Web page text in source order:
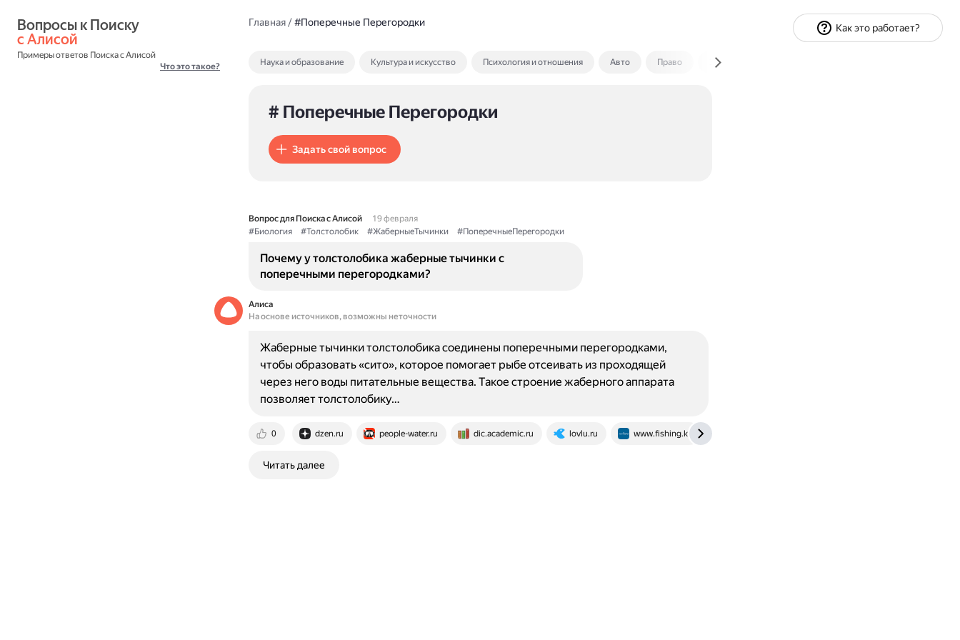
с Алисой
Примеры ответов Поиска с Алисой
Что это такое?
Главная/#Поперечные Перегородки
Наука и образование Культура и искусство Психология и отношения Авто Право Экономика и финансы
# Поперечные Перегородки
Задать свой вопрос
Вопрос для Поиска с Алисой
19 февраля
#Биология
#Толстолобик #ЖаберныеТычинки #ПоперечныеПерегородки
Почему у толстолобика жаберные тычинки с
поперечными перегородками?
Алиса
На основе источников, возможны неточности
0 dzen.ru people-water.ru dic.academic.ru lovlu.ru www.fishing.kz
Жаберные тычинки толстолобика соединены поперечными перегородками,
чтобы образовать «сито», которое помогает рыбе отсеивать из проходящей
через него воды питательные вещества. Такое строение жаберного аппарата
позволяет толстолобику…
Читать далее
Как это работает?